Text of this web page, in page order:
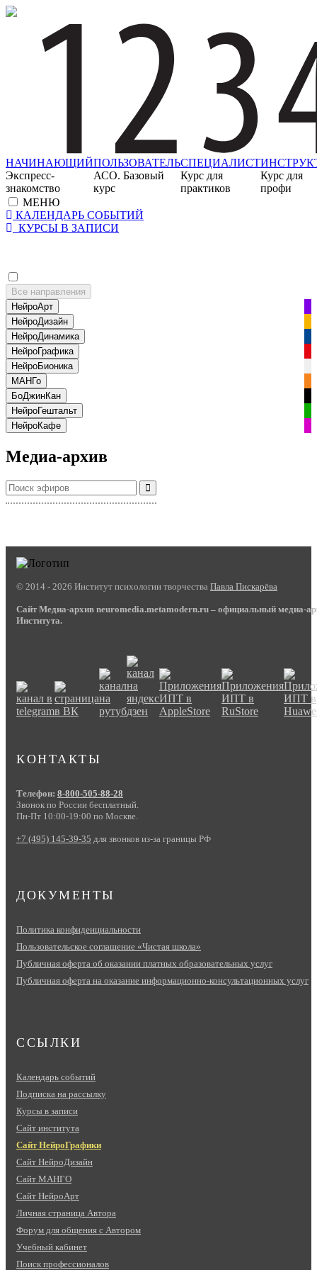
НАЧИНАЮЩИЙ
Экспресс-
знакомство
ПОЛЬЗОВАТЕЛЬ
АСО. Базовый
курс
СПЕЦИАЛИСТ
Курс для
практиков
Курс для
профи
МЕНЮ
КАЛЕНДАРЬ СОБЫТИЙ
КУРСЫ В ЗАПИСИ
Все направления
НейроАрт
НейроДизайн
НейроДинамика
НейроГрафика
НейроБионика
МАНГо
БоДжинКан
НейроГештальт
НейроКафе
Медиа-архив
© 2014 - 2026 Институт психологии творчества Павла Пискарёва
Сайт Медиа-архив neuromedia.metamodern.ru – официальный медиа-
Института.
КОНТАКТЫ
Телефон: 8-800-505-88-28
Звонок по России бесплатный.
Пн-Пт 10:00-19:00 по Москве.
+7 (495) 145-39-35 для звонков из-за границы РФ
ДОКУМЕНТЫ
Политика конфиденциальности
Пользовательское соглашение «Чистая школа»
Публичная оферта об оказании платных образовательных услуг
Публичная оферта на оказание информационно‑консультационных услуг
ССЫЛКИ
Календарь событий
Подписка на рассылку
Курсы в записи
Сайт института
Сайт НейроГрафики
Сайт НейроДизайн
Сайт МАНГО
Сайт НейроАрт
Личная страница Автора
Форум для общения с Автором
Учебный кабинет
Поиск профессионалов